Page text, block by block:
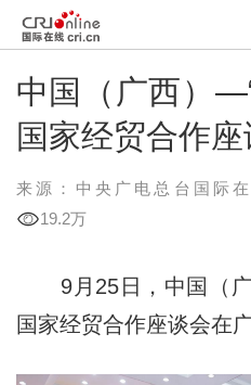
中国（广西）
国家经贸合作
来源：中央广电总台国际
19.2万
9月25日，中国（广
国家经贸合作座谈会在